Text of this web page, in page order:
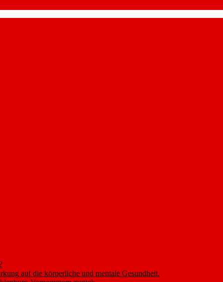
auf die körperliche und mentale Gesundheit.